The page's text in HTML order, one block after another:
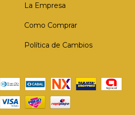
La Empresa
Como Comprar
Política de Cambios